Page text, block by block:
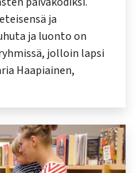
ja
ja luonto on
jolloin lapsi
Haapiainen,